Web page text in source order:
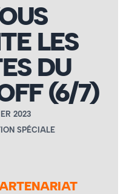
LES
DU
(6/7)
2023
SPÉCIALE